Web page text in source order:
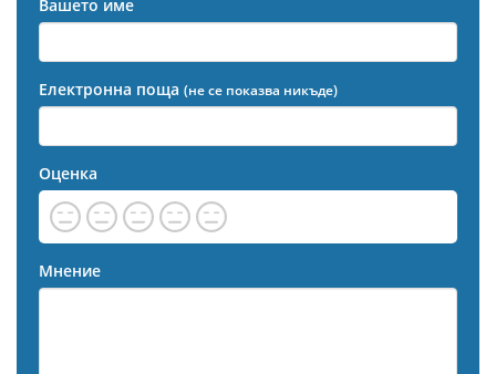
Вашето име
Електронна поща (не се показва никъде)
Оценка
Мнение